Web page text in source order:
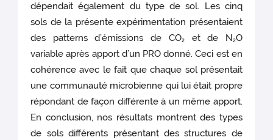
dépendait également du type de sol. Les cinq
sols de la présente expérimentation présentaient
des patterns d’émissions de CO2et de N2O
variable après apport d’un PRO donné. Ceci est en
cohérence avec le fait que chaque sol présentait
une communauté microbienne qui lui était propre
répondant de façon différente à un même apport.
En conclusion, nos résultats montrent des types
de sols différents présentant des structures de